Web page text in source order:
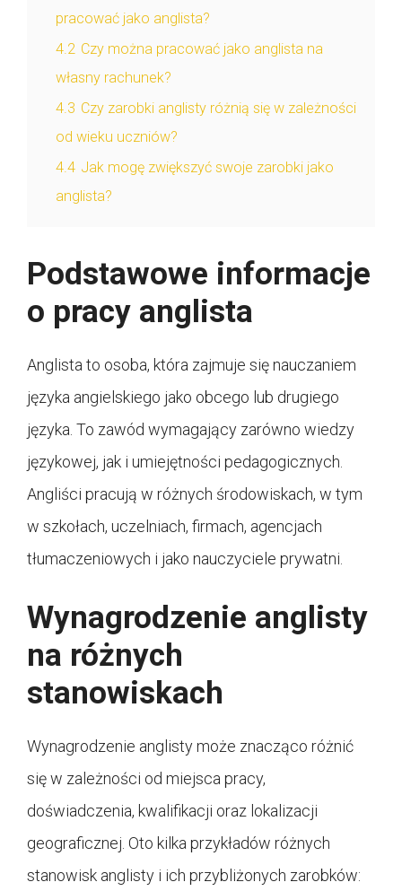
pracować jako anglista?
4.2 Czy można pracować jako anglista na
własny rachunek?
4.3 Czy zarobki anglisty różnią się w zależności
od wieku uczniów?
4.4 Jak mogę zwiększyć swoje zarobki jako
anglista?
Podstawowe informacje
o pracy anglista
Anglista to osoba, która zajmuje się nauczaniem
języka angielskiego jako obcego lub drugiego
języka. To zawód wymagający zarówno wiedzy
językowej, jak i umiejętności pedagogicznych.
Angliści pracują w różnych środowiskach, w tym
w szkołach, uczelniach, firmach, agencjach
tłumaczeniowych i jako nauczyciele prywatni.
Wynagrodzenie anglisty
na różnych
stanowiskach
Wynagrodzenie anglisty może znacząco różnić
się w zależności od miejsca pracy,
doświadczenia, kwalifikacji oraz lokalizacji
geograficznej. Oto kilka przykładów różnych
stanowisk anglisty i ich przybliżonych zarobków: